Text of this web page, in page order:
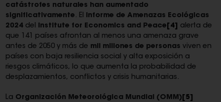
catástrofes naturales han aumentado
significativamente . El Informe de Amenazas Ecológicas
2024del Institute for Economics and Peace [4]
alerta de
que 141 países afrontan al menos una amenaza grave
antes de 2050 y más de mil millones de personas viven en
países con baja resiliencia social y alta exposición a
riesgos climáticos, lo que aumenta la probabilidad de
desplazamientos, conflictos y crisis humanitarias.
La Organización Meteorológica Mundial (OMM) [5]